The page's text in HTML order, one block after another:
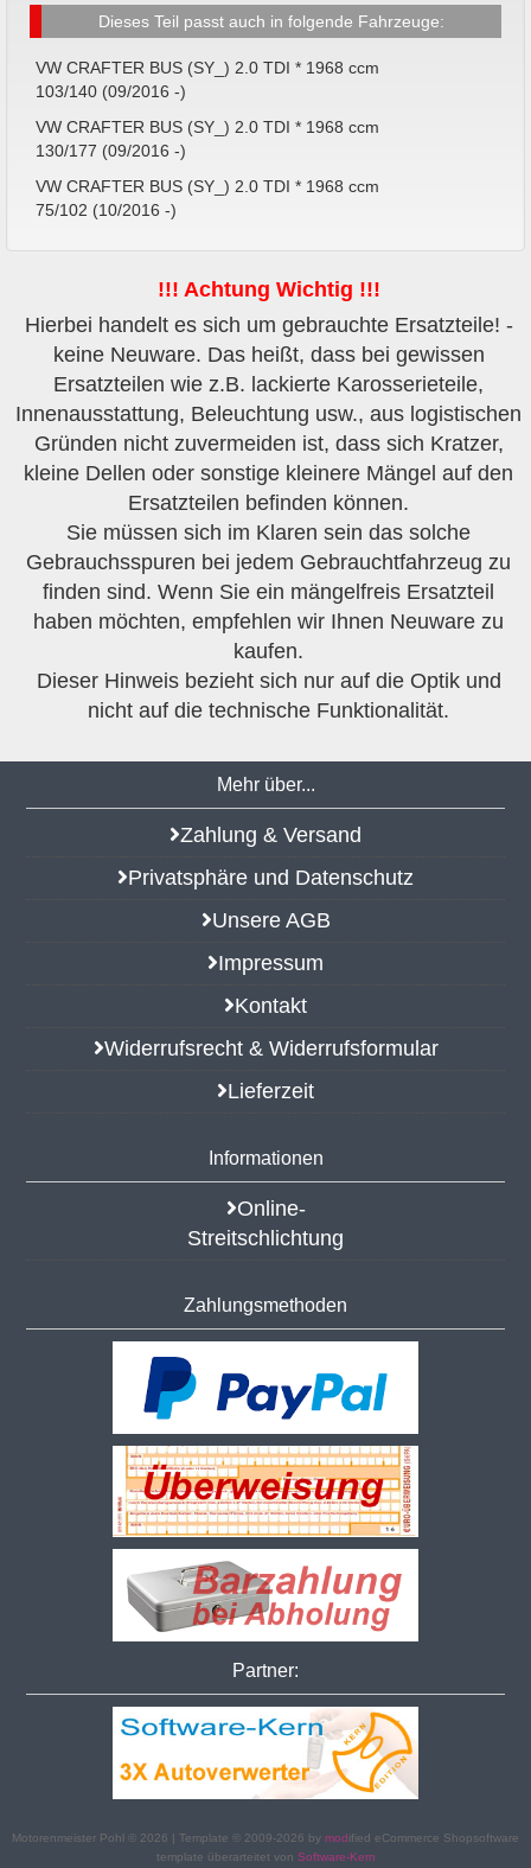
Dieses Teil passt auch in folgende Fahrzeuge:
VW CRAFTER BUS (SY_) 2.0 TDI * 1968 ccm
103/140 (09/2016 -)
VW CRAFTER BUS (SY_) 2.0 TDI * 1968 ccm
130/177 (09/2016 -)
VW CRAFTER BUS (SY_) 2.0 TDI * 1968 ccm
75/102 (10/2016 -)
!!! Achtung Wichtig !!!
Hierbei handelt es sich um gebrauchte Ersatzteile! -
keine Neuware. Das heißt, dass bei gewissen
Ersatzteilen wie z.B. lackierte Karosserieteile,
Innenausstattung, Beleuchtung usw., aus logistischen
Gründen nicht zuvermeiden ist, dass sich Kratzer,
kleine Dellen oder sonstige kleinere Mängel auf den
Ersatzteilen befinden können.
Sie müssen sich im Klaren sein das solche
Gebrauchsspuren bei jedem Gebrauchtfahrzeug zu
finden sind. Wenn Sie ein mängelfreis Ersatzteil
haben möchten, empfehlen wir Ihnen Neuware zu
kaufen.
Dieser Hinweis bezieht sich nur auf die Optik und
nicht auf die technische Funktionalität.
Mehr über...
Zahlung & Versand
Privatsphäre und Datenschutz
Unsere AGB
Impressum
Kontakt
Widerrufsrecht & Widerrufsformular
Lieferzeit
Informationen
Online-
Streitschlichtung
Zahlungsmethoden
Partner:
Motorenmeister Pohl © 2026 | Template © 2009-2026 by modified eCommerce Shopsoftware
template überarteitet von Software-Kern